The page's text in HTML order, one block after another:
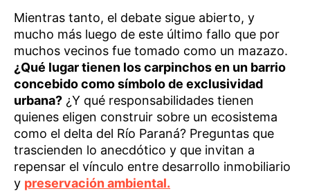
Mientras tanto, el debate sigue abierto, y
mucho más luego de este último fallo que por
muchos vecinos fue tomado como un mazazo.
¿Qué lugar tienen los carpinchos en un barrio
concebido como símbolo de exclusividad
urbana? ¿Y qué responsabilidades tienen
quienes eligen construir sobre un ecosistema
como el delta del Río Paraná? Preguntas que
trascienden lo anecdótico y que invitan a
repensar el vínculo entre desarrollo inmobiliario
y preservación ambiental.